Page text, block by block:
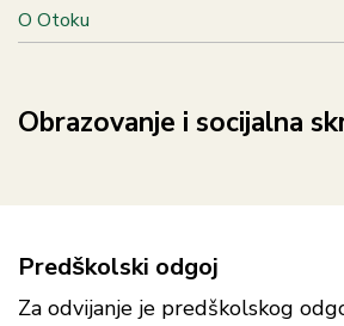
O Otoku
Obrazovanje i socijalna
Predškolski odgoj
Za odvijanje je predškolskog